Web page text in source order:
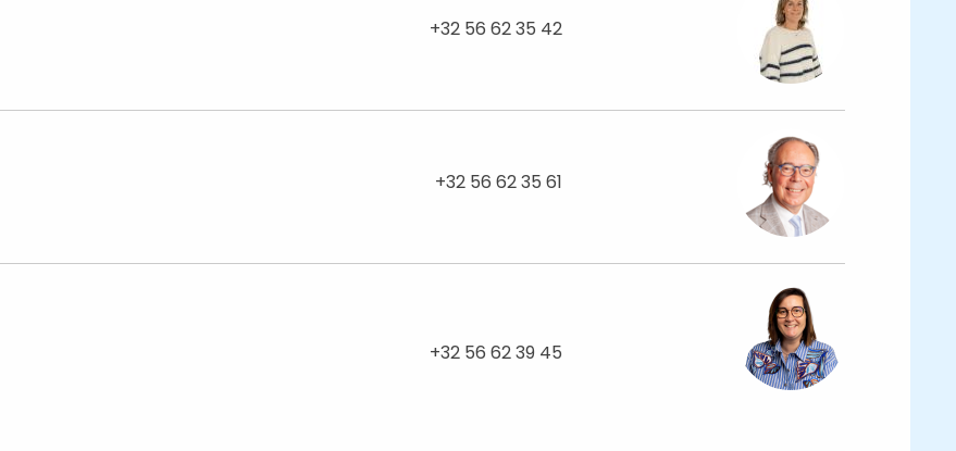
+32 56 62 35 42
+32 56 62 35 61
+32 56 62 39 45